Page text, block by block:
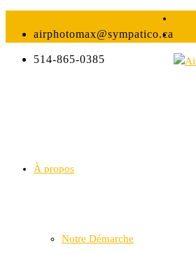
airphotomax@sympatico.ca
514-865-0385
À propos
Notre Démarche